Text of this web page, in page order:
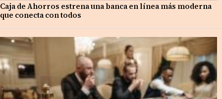
Caja de Ahorros estrena una banca en línea más moderna
que conecta con todos